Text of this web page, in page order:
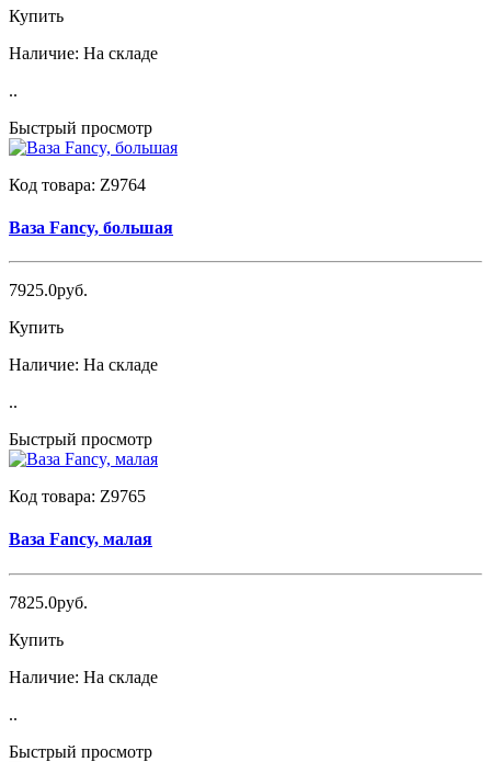
Купить
Наличие: На складе
..
Быстрый просмотр
Код товара: Z9764
Ваза Fancy, большая
7925.0руб.
Купить
Наличие: На складе
..
Быстрый просмотр
Код товара: Z9765
Ваза Fancy, малая
7825.0руб.
Купить
Наличие: На складе
..
Быстрый просмотр